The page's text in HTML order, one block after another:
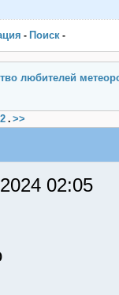
- Поиск -
любителей
. >>
02:05